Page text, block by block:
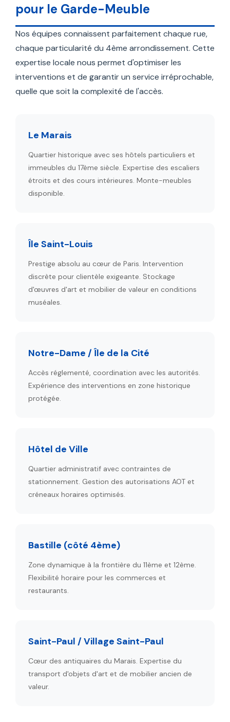
pour le Garde-Meuble
Nos équipes connaissent parfaitement chaque rue,
chaque particularité du 4ème arrondissement. Cette
expertise locale nous permet d'optimiser les
interventions et de garantir un service irréprochable,
quelle que soit la complexité de l'accès.
Le Marais
Quartier historique avec ses hôtels particuliers et
immeubles du 17ème siècle. Expertise des escaliers
étroits et des cours intérieures. Monte-meubles
disponible.
Île Saint-Louis
Prestige absolu au cœur de Paris. Intervention
discrète pour clientèle exigeante. Stockage
d'œuvres d'art et mobilier de valeur en conditions
muséales.
Notre-Dame / Île de la Cité
Accès réglementé, coordination avec les autorités.
Expérience des interventions en zone historique
protégée.
Hôtel de Ville
Quartier administratif avec contraintes de
stationnement. Gestion des autorisations AOT et
créneaux horaires optimisés.
Bastille (côté 4ème)
Zone dynamique à la frontière du 11ème et 12ème.
Flexibilité horaire pour les commerces et
restaurants.
Saint-Paul / Village Saint-Paul
Cœur des antiquaires du Marais. Expertise du
transport d'objets d'art et de mobilier ancien de
valeur.